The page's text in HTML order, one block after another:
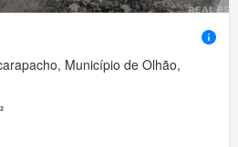
Município de Olhão,